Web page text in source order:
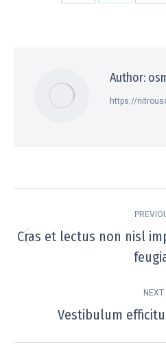
Author:
https://
navigation
Cras et lectus non nisl
NEXT
Vestibulum